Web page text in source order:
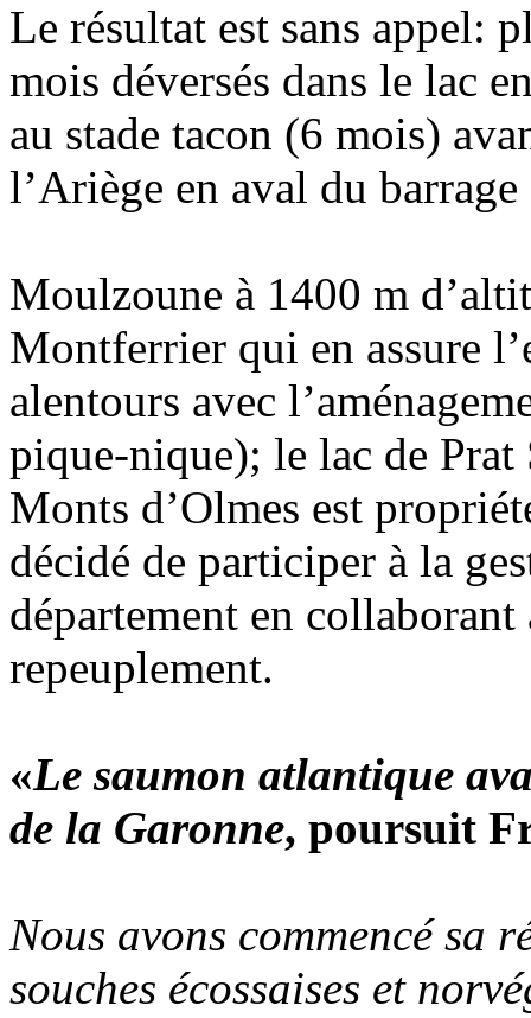
Le résultat est sans appel:
mois déversés dans le lac
au stade tacon (6 mois)
l’Ariège en aval du barrage
Moulzoune à 1400 m
Montferrier qui en assure
alentours avec
pique-nique); le lac de
Monts d’Olmes est
décidé de participer à la
département en
repeuplement.
«Le saumon atlantique
de la Garonne, poursuit
Nous avons commencé sa
souches écossaises et